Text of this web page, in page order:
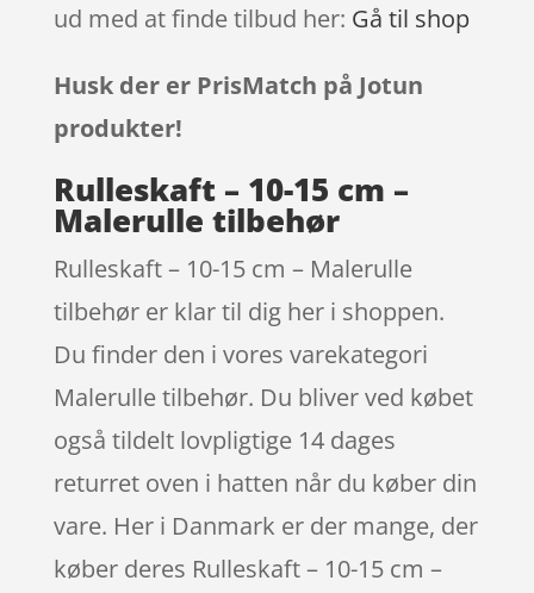
ud med at finde tilbud her: Gå til shop
Husk der er PrisMatch på Jotun
produkter!
Rulleskaft – 10-15 cm –
Malerulle tilbehør
Rulleskaft – 10-15 cm – Malerulle
tilbehør er klar til dig her i shoppen.
Du finder den i vores varekategori
Malerulle tilbehør. Du bliver ved købet
også tildelt lovpligtige 14 dages
returret oven i hatten når du køber din
vare. Her i Danmark er der mange, der
køber deres Rulleskaft – 10-15 cm –